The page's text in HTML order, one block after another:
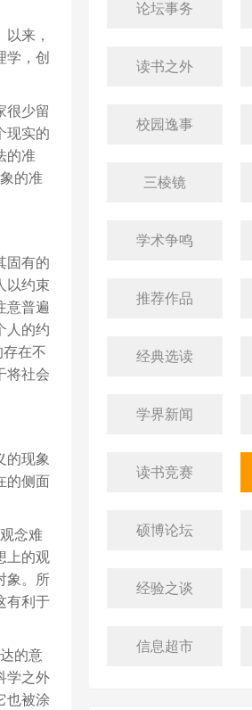
来，
学，创
很少留
现实的
的准
的准
固有的
以约束
意普遍
人的约
在不
将社会
的现象
的侧面
念难
上的观
象。所
有利于
的意
学之外
也被涂
论坛事务
读书之外
校园逸事
三棱镜
学术争鸣
推荐作品
经典选读
学界新闻
读书竞赛
硕博论坛
经验之谈
信息超市